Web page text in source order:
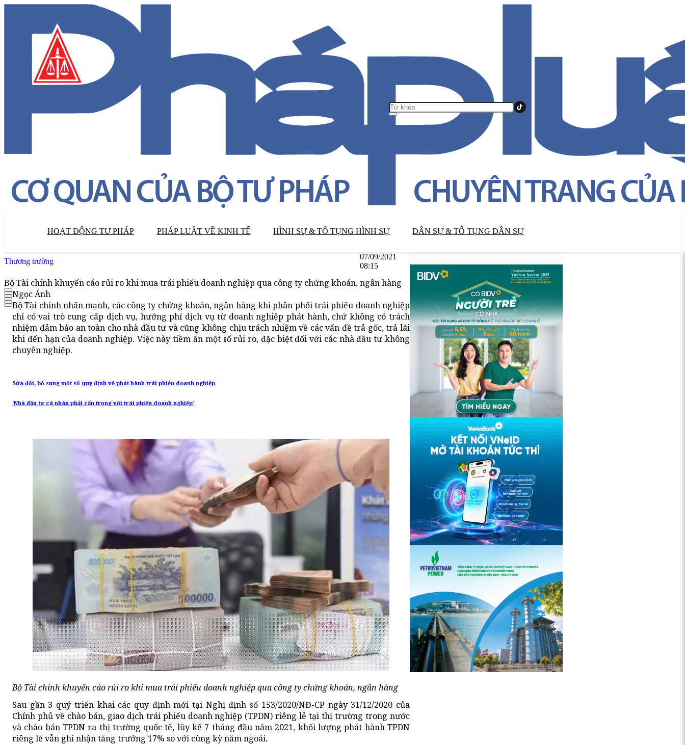
HOẠT ĐỘNG TƯ PHÁP PHÁP LUẬT VỀ KINH TẾ HÌNH SỰ & TỐ TỤNG HÌNH SỰ DÂN SỰ & TỐ TỤNG DÂN SỰ
Thương trường
07/09/2021
08:15
Bộ Tài chính khuyến cáo rủi ro khi mua trái phiếu doanh nghiệp qua công ty chứng khoán, ngân hàng
Ngọc Ánh
Bộ Tài chính nhấn mạnh, các công ty chứng khoán, ngân hàng khi phân phối trái phiếu doanh nghiệp
chỉ có vai trò cung cấp dịch vụ, hưởng phí dịch vụ từ doanh nghiệp phát hành, chứ không có trách
nhiệm đảm bảo an toàn cho nhà đầu tư và cũng không chịu trách nhiệm về các vấn đề trả gốc, trả lãi
khi đến hạn của doanh nghiệp. Việc này tiềm ẩn một số rủi ro, đặc biệt đối với các nhà đầu tư không
chuyên nghiệp.
Sửa đổi, bổ sung một số quy định về phát hành trái phiếu doanh nghiệp
‘Nhà đầu tư cá nhân phải cẩn trọng với trái phiếu doanh nghiệp’
Bộ Tài chính khuyến cáo rủi ro khi mua trái phiếu doanh nghiệp qua công ty chứng khoán, ngân hàng
Sau gần 3 quý triển khai các quy định mới tại Nghị định số 153/2020/NĐ-CP ngày 31/12/2020 của
Chính phủ về chào bán, giao dịch trái phiếu doanh nghiệp (TPDN) riêng lẻ tại thị trường trong nước
và chào bán TPDN ra thị trường quốc tế, lũy kế 7 tháng đầu năm 2021, khối lượng phát hành TPDN
riêng lẻ vẫn ghi nhận tăng trưởng 17% so với cùng kỳ năm ngoái.